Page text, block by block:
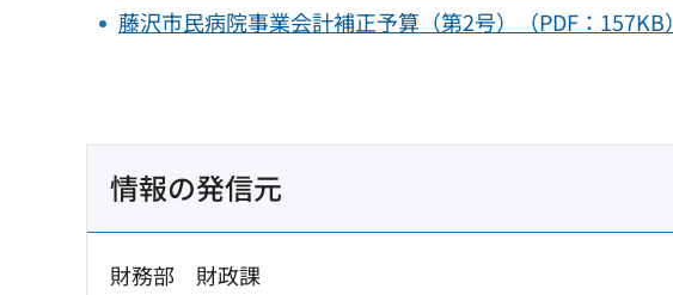
藤沢市民病院事業会計補正予算（第2号）（PDF：157KB）
情報の発信元
財務部 財政課